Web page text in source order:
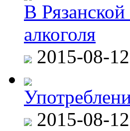
В
алкоголя
2015-08-
2015-08-